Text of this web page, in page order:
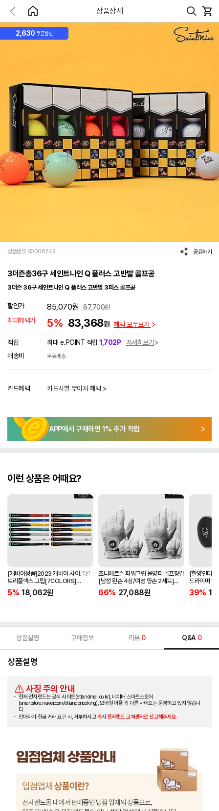
상품상세
2,630 쿠폰할인
상품번호 B0006243 공유하기
3더즌총36구 세인트나인 Q 플러스 고반발 골프공
3더즌 36구 세인트나인 Q 플러스 고반발 3피스 골프공
할인가 85,070원 87,700원
최대혜택가
5% 83,368원 혜택 모두보기
적립 최대 e.POINT 적립 1,702P
자세히보기
배송비
무료배송
카드혜택 카드사별 무이자 혜택 >
APP에서 구매하면 1% 추가 적립
이런 상품은 어때요?
[캐비어정품]2023 캐비어 사이클론
트리플렉스 그립[7COLORS]
[라운드][39g/42g/46g/50g]
[R/S 토크]
5% 18,062원
조니헤르슨 파워그립 올양피 골프장갑
[남성 왼손 4장/여성 양손 2세트]
[화이트][케이스포함]
66% 27,088원
[한양인터
드라이버 헤
[HD-302]
39%
상품설명 구매정보 리뷰 0 Q&A 0
상품설명
사칭 주의 안내
현재 전자랜드는 공식 사이트(etlandmall.co.kr), 네이버 스마트스토어
(smartstore.naver.com/etlandpriceking), 모바일 어플 외 다른 사이트는 운영하고 있지 않습니
다.
판매자가 현금 거래 요구 시, 거부하시고즉시 전자랜드 고객센터로 신고해주세요.